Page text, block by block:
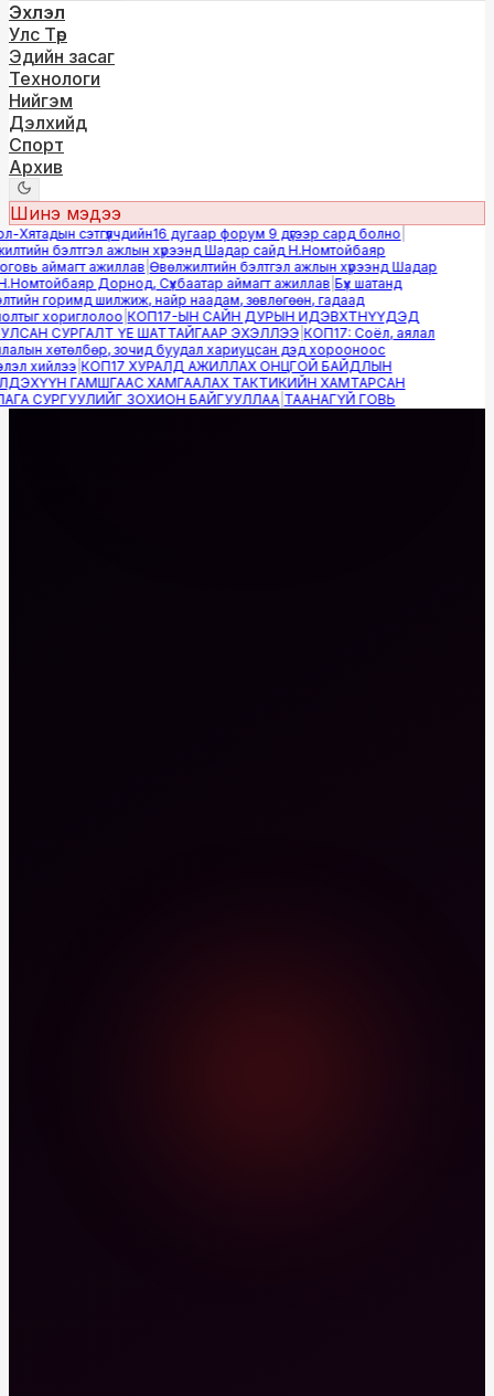
Эхлэл
Улс Төр
Эдийн засаг
Технологи
Нийгэм
Дэлхийд
Спорт
Архив
Шинэ мэдээ
сэтгүүлчдийн16 дугаар форум 9 дүгээр сард болно|
бэлтгэл ажлын хүрээнд Шадар сайд Н.Номтойбаяр
аймагт ажиллав|Өвөлжилтийн бэлтгэл ажлын хүрээнд Шадар
Дорнод, Сүхбаатар аймагт ажиллав|Бүх шатанд
горимд шилжиж, найр наадам, зөвлөгөөн, гадаад
хориглолоо|КОП17-ЫН САЙН ДУРЫН ИДЭВХТНҮҮДЭД
СУРГАЛТ ҮЕ ШАТТАЙГААР ЭХЭЛЛЭЭ|КОП17: Соёл, аялал
хөтөлбөр, зочид буудал хариуцсан дэд хорооноос
хийлээ|КОП17 ХУРАЛД АЖИЛЛАХ ОНЦГОЙ БАЙДЛЫН
ГАМШГААС ХАМГААЛАХ ТАКТИКИЙН ХАМТАРСАН
СУРГУУЛИЙГ ЗОХИОН БАЙГУУЛЛАА|ТААНАГҮЙ ГОВЬ